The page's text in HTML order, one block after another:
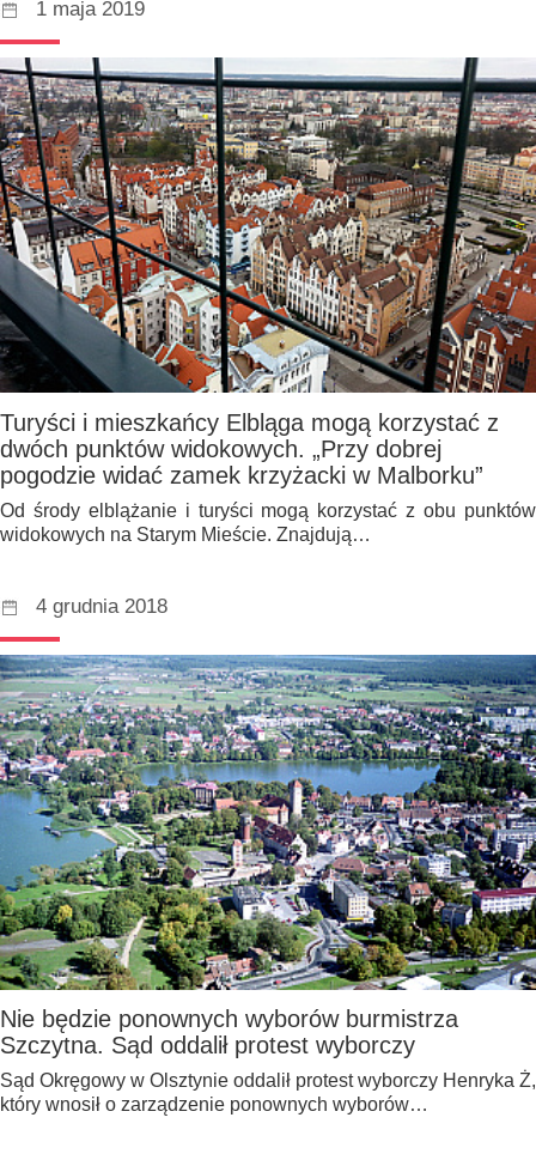
1 maja 2019
Turyści i mieszkańcy Elbląga mogą korzystać z
dwóch punktów widokowych. „Przy dobrej
pogodzie widać zamek krzyżacki w Malborku”
Od środy elblążanie i turyści mogą korzystać z obu punktów
widokowych na Starym Mieście. Znajdują…
4 grudnia 2018
Nie będzie ponownych wyborów burmistrza
Szczytna. Sąd oddalił protest wyborczy
Sąd Okręgowy w Olsztynie oddalił protest wyborczy Henryka Ż,
który wnosił o zarządzenie ponownych wyborów…